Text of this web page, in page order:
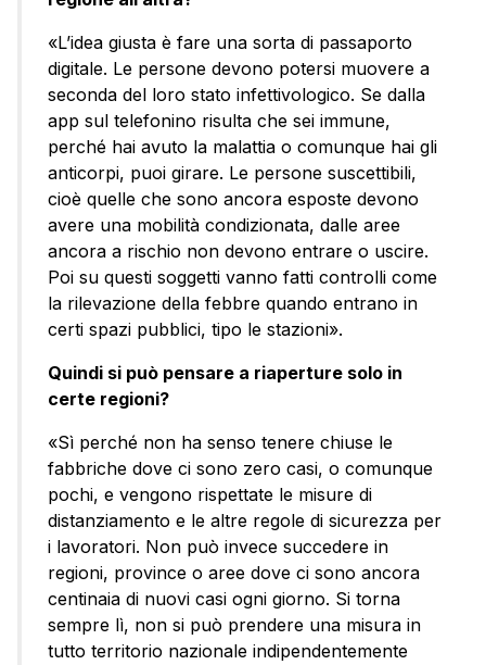
«L’idea giusta è fare una sorta di passaporto
digitale. Le persone devono potersi muovere a
seconda del loro stato infettivologico. Se dalla
app sul telefonino risulta che sei immune,
perché hai avuto la malattia o comunque hai gli
anticorpi, puoi girare. Le persone suscettibili,
cioè quelle che sono ancora esposte devono
avere una mobilità condizionata, dalle aree
ancora a rischio non devono entrare o uscire.
Poi su questi soggetti vanno fatti controlli come
la rilevazione della febbre quando entrano in
certi spazi pubblici, tipo le stazioni».
Quindi si può pensare a riaperture solo in
certe regioni?
«Sì perché non ha senso tenere chiuse le
fabbriche dove ci sono zero casi, o comunque
pochi, e vengono rispettate le misure di
distanziamento e le altre regole di sicurezza per
i lavoratori. Non può invece succedere in
regioni, province o aree dove ci sono ancora
centinaia di nuovi casi ogni giorno. Si torna
sempre lì, non si può prendere una misura in
tutto territorio nazionale indipendentemente